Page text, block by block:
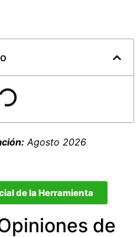
Agosto 2026
de la Herramienta
de